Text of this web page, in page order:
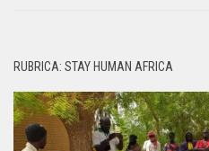
RUBRICA: STAY HUMAN AFRICA